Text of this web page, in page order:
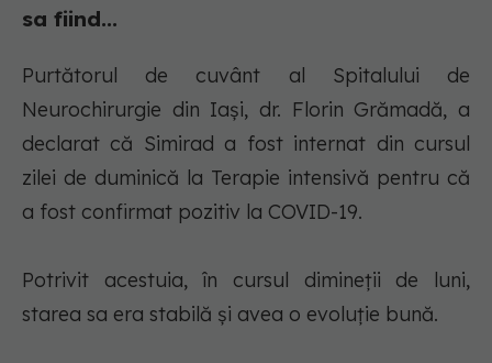
sa fiind...
Purtătorul de cuvânt al Spitalului de
Neurochirurgie din Iaşi, dr. Florin Grămadă, a
declarat că Simirad a fost internat din cursul
zilei de duminică la Terapie intensivă pentru că
a fost confirmat pozitiv la COVID-19.
Potrivit acestuia, în cursul dimineţii de luni,
starea sa era stabilă şi avea o evoluţie bună.